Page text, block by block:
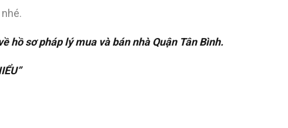
nhé.
hồ sơ pháp lý mua và bán nhà Quận Tân Bình.